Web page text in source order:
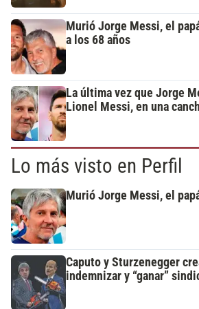
Murió Jorge Messi, el
a los 68 años
La última vez que Jorge
Lionel Messi, en una
Lo más visto en Perfil
Murió Jorge Messi, el
Caputo y Sturzenegger
indemnizar y “ganar”